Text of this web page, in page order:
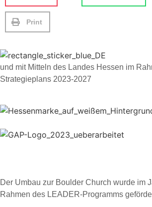
Print
und mit Mitteln des Landes Hessen im
Strategieplans 2023-2027
Der Umbau zur Boulder Church wurde im
Rahmen des LEADER-Programms